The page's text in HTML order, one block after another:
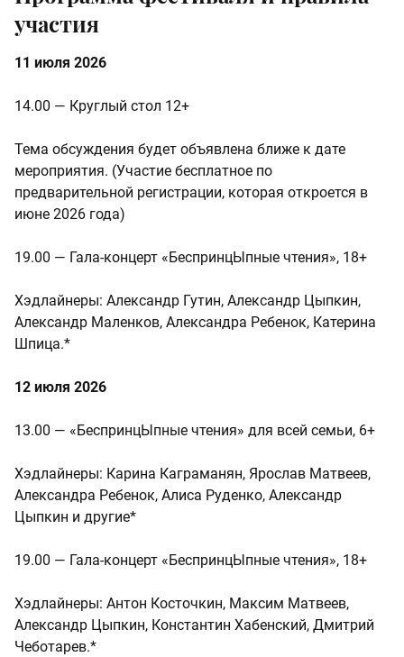
участия
11 июля 2026
14.00 — Круглый стол 12+
Тема обсуждения будет объявлена ближе к дате
мероприятия. (Участие бесплатное по
предварительной регистрации, которая откроется в
июне 2026 года)
19.00 — Гала-концерт «БеспринцЫпные чтения», 18+
Хэдлайнеры: Александр Гутин, Александр Цыпкин,
Александр Маленков, Александра Ребенок, Катерина
Шпица.*
12 июля 2026
13.00 — «БеспринцЫпные чтения» для всей семьи, 6+
Хэдлайнеры: Карина Каграманян, Ярослав Матвеев,
Александра Ребенок, Алиса Руденко, Александр
Цыпкин и другие*
19.00 — Гала-концерт «БеспринцЫпные чтения», 18+
Хэдлайнеры: Антон Косточкин, Максим Матвеев,
Александр Цыпкин, Константин Хабенский, Дмитрий
Чеботарев.*